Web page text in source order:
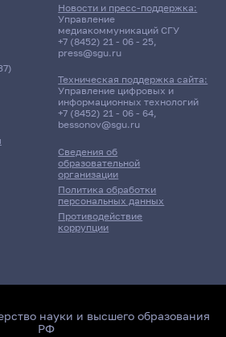
Сведения об
образовательной
организации
Политика обработки
персональных данных
Противодействие
коррупции
Новости и пресс-поддержка:
Управление
медиакоммуникаций СГУ
+7 (8452) 21 - 06 - 25,
press@sgu.ru
Техническая поддержка сайта:
Управление цифровых и
информационных технологий
+7 (8452) 21 - 06 - 64,
bessonov@sgu.ru
науки и высшего образования
РФ